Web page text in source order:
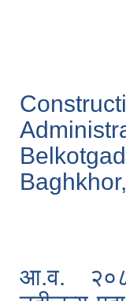
आ.व.